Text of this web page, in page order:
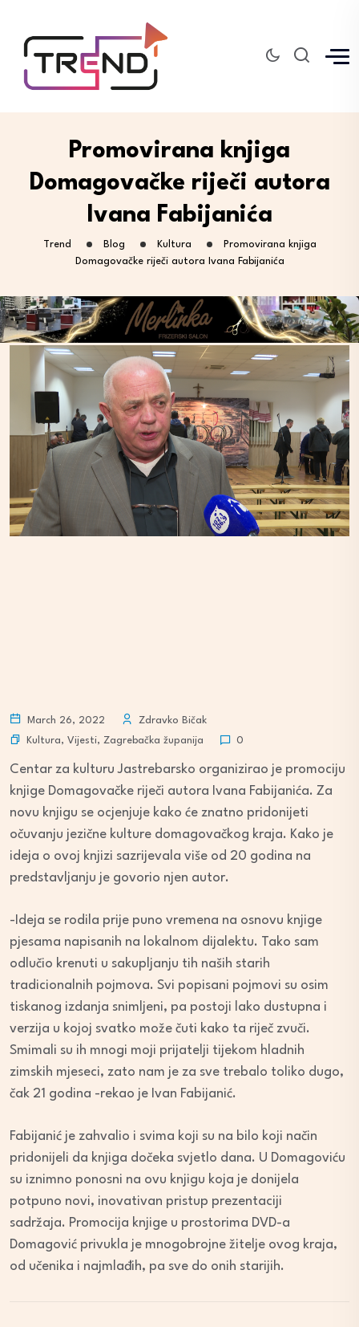
Promovirana knjiga
Domagovačke riječi autora
Ivana Fabijanića
Trend Blog Kultura
Promovirana knjiga
Domagovačke riječi autora Ivana Fabijanića
March 26, 2022
Zdravko Bičak
Kultura, Vijesti, Zagrebačka županija 0
Centar za kulturu Jastrebarsko organizirao je promociju
knjige Domagovačke riječi autora Ivana Fabijanića. Za
novu knjigu se ocjenjuje kako će znatno pridonijeti
očuvanju jezične kulture domagovačkog kraja. Kako je
ideja o ovoj knjizi sazrijevala više od 20 godina na
predstavljanju je govorio njen autor.
-Ideja se rodila prije puno vremena na osnovu knjige
pjesama napisanih na lokalnom dijalektu. Tako sam
odlučio krenuti u sakupljanju tih naših starih
tradicionalnih pojmova. Svi popisani pojmovi su osim
tiskanog izdanja snimljeni, pa postoji lako dustupna i
verzija u kojoj svatko može čuti kako ta riječ zvuči.
Smimali su ih mnogi moji prijatelji tijekom hladnih
zimskih mjeseci, zato nam je za sve trebalo toliko dugo,
čak 21 godina -rekao je Ivan Fabijanić.
Fabijanić je zahvalio i svima koji su na bilo koji način
pridonijeli da knjiga dočeka svjetlo dana. U Domagoviću
su iznimno ponosni na ovu knjigu koja je donijela
potpuno novi, inovativan pristup prezentaciji
sadržaja. Promocija knjige u prostorima DVD-a
Domagović privukla je mnogobrojne žitelje ovog kraja,
od učenika i najmlađih, pa sve do onih starijih.